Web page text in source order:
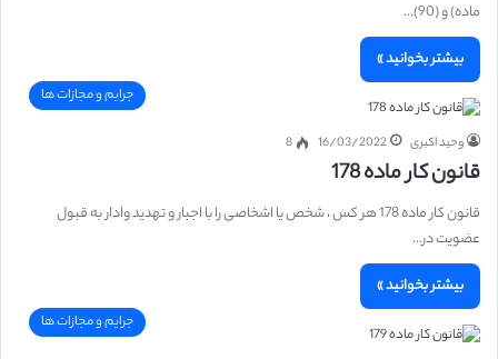
ماده) و (90)…
بیشتر بخوانید »
جرایم و مجازات ها
وحید اکبری 16/03/2022
8
قانون کار ماده 178
قانون کار ماده 178 هر کس ، شخص یا اشخاصی را با اجبار و تهدید وادار به قبول
عضویت در…
بیشتر بخوانید »
جرایم و مجازات ها